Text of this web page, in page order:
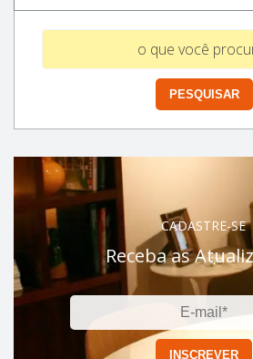
CADASTRE-SE
Receba as